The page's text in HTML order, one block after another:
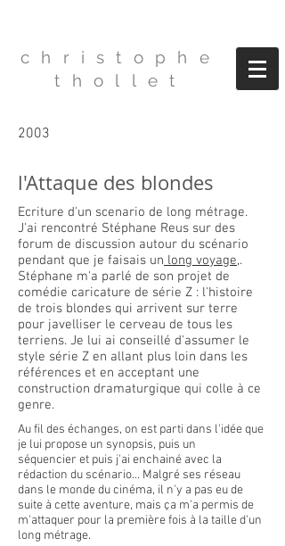
christophe
thollet
Ecriture d'un scenario de long métrage.
J'ai rencontré Stéphane Reus sur des
forum de discussion autour du scénario
pendant que je faisais un long voyage,.
Stéphane m'a parlé de son projet de
comédie caricature de série Z : l'histoire
de trois blondes qui arrivent sur terre
pour javelliser le cerveau de tous les
terriens. Je lui ai conseillé d'assumer le
style série Z en allant plus loin dans les
références et en acceptant une
construction dramaturgique qui colle à ce
genre.
l'Attaque des blondes
2003
Au fil des échanges, on est parti dans l'idée que
je lui propose un synopsis, puis un
séquencier et puis j'ai enchainé avec la
rédaction du scénario... Malgré ses réseau
dans le monde du cinéma, il n'y a pas eu de
suite à cette aventure, mais ça m'a permis de
m'attaquer pour la première fois à la taille d'un
long métrage.